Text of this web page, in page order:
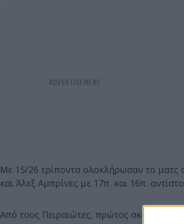
Με 15/26 τρίποντα ολοκλήρωσαν το ματς
και Άλεξ Αμπρίνες με 17π. και 16π.
Από τους Πειραιώτες, πρώτος σκόρερ